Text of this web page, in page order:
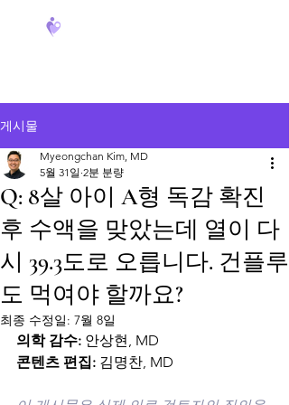
게시물
Q: 8살 아이 A형 독감 확진
후 수액을 맞았는데 열이 다
시 39.3도로 오릅니다. 건플루
도 먹여야 할까요?
Myeongchan Kim, MD
5월 31일 2분 분량
최종 수정일: 7월 8일
의학 감수: 안상현, MD
콘텐츠 편집: 김명찬, MD